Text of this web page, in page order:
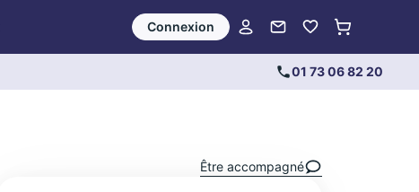
Connexion
01 73 06 82 20
Être accompagné